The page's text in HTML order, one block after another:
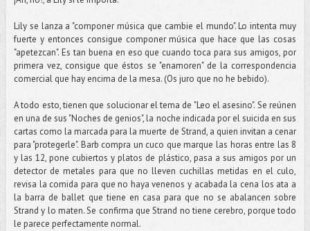
Lily se lanza a "componer música que cambie el mundo". Lo intenta muy
fuerte y entonces consigue componer música que hace que las cosas
"apetezcan". Es tan buena en eso que cuando toca para sus amigos, por
primera vez, consigue que éstos se "enamoren" de la correspondencia
comercial que hay encima de la mesa. (Os juro que no he bebido).
A todo esto, tienen que solucionar el tema de "Leo el asesino". Se reúnen
en una de sus "Noches de genios", la noche indicada por el suicida en sus
cartas como la marcada para la muerte de Strand, a quien invitan a cenar
para "protegerle". Barb compra un cuco que marque las horas entre las 8
y las 12, pone cubiertos y platos de plástico, pasa a sus amigos por un
detector de metales para que no lleven cuchillas metidas en el culo,
revisa la comida para que no haya venenos y acabada la cena los ata a
la barra de ballet que tiene en casa para que no se abalancen sobre
Strand y lo maten. Se confirma que Strand no tiene cerebro, porque todo
le parece perfectamente normal.